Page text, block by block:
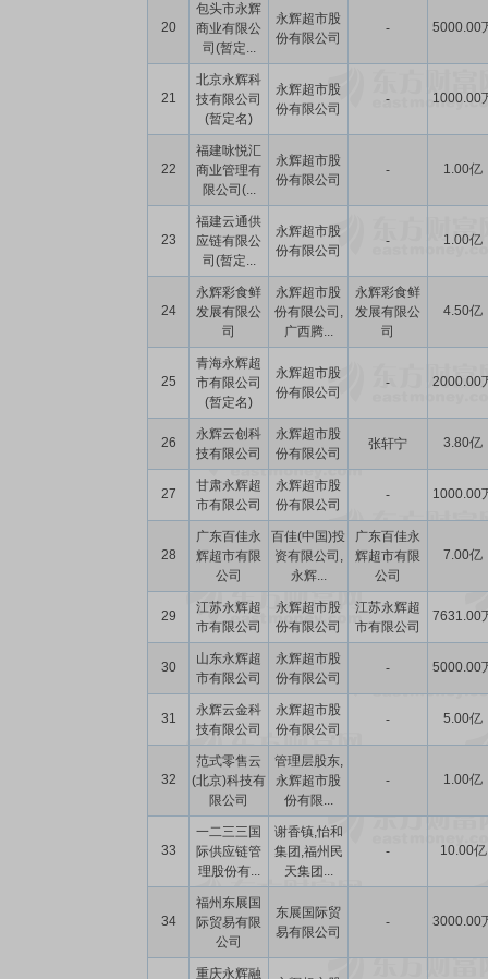
20
包头市永辉
商业有限公
司(暂定...
永辉超市股
份有限公司
- 5000.00
21
北京永辉科
技有限公司
(暂定名)
永辉超市股
份有限公司
- 1000.00
22
福建咏悦汇
商业管理有
限公司(...
永辉超市股
份有限公司
- 1.00亿
23
福建云通供
应链有限公
司(暂定...
永辉超市股
份有限公司
- 1.00亿
24
永辉彩食鲜
发展有限公
司
永辉超市股
份有限公司,
广西腾...
永辉彩食鲜
发展有限公
司
4.50亿
25
青海永辉超
市有限公司
(暂定名)
永辉超市股
份有限公司
- 2000.00
26
永辉云创科
技有限公司
永辉超市股
份有限公司
张轩宁 3.80亿
27
甘肃永辉超
市有限公司
永辉超市股
份有限公司
- 1000.00
28
广东百佳永
辉超市有限
公司
百佳(中国)投
资有限公司,
永辉...
广东百佳永
辉超市有限
公司
7.00亿
29
江苏永辉超
市有限公司
永辉超市股
份有限公司
江苏永辉超
市有限公司
7631.00
30
山东永辉超
市有限公司
永辉超市股
份有限公司
- 5000.00
31
永辉云金科
技有限公司
永辉超市股
份有限公司
- 5.00亿
32
范式零售云
(北京)科技有
限公司
管理层股东,
永辉超市股
份有限...
- 1.00亿
33
一二三三国
际供应链管
理股份有...
谢香镇,怡和
集团,福州民
天集团...
- 10.00亿
34
福州东展国
际贸易有限
公司
东展国际贸
易有限公司
- 3000.00
重庆永辉融